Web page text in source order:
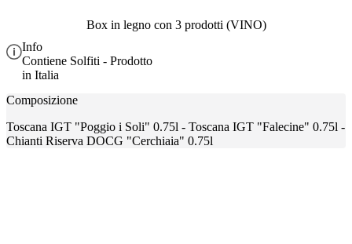
Box in legno con 3 prodotti (VINO)
Info
Contiene Solfiti - Prodotto
in Italia
Composizione
Toscana IGT "Poggio i Soli" 0.75l - Toscana IGT "Falecine" 0.75l -
Chianti Riserva DOCG "Cerchiaia" 0.75l